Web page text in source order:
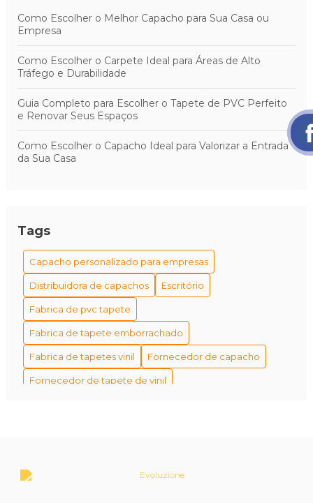
Como Escolher o Melhor Capacho para Sua Casa ou
Empresa
Como Escolher o Carpete Ideal para Áreas de Alto
Tráfego e Durabilidade
Guia Completo para Escolher o Tapete de PVC Perfeito
e Renovar Seus Espaços
Como Escolher o Capacho Ideal para Valorizar a Entrada
da Sua Casa
Tags
Capacho personalizado para empresas
Distribuidora de capachos Escritório
Fabrica de pvc tapete
Fabrica de tapete emborrachado
Fabrica de tapetes vinil Fornecedor de capacho
Fornecedor de tapete de vinil
Fábrica de tapetes e capachos personalizados